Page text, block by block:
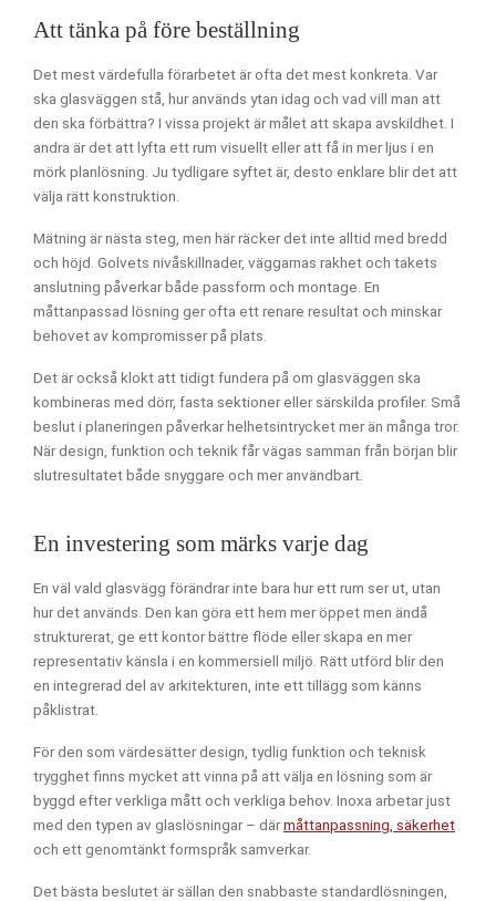
Att tänka på före beställning
Det mest värdefulla förarbetet är ofta det mest konkreta. Var
ska glasväggen stå, hur används ytan idag och vad vill man att
den ska förbättra? I vissa projekt är målet att skapa avskildhet. I
andra är det att lyfta ett rum visuellt eller att få in mer ljus i en
mörk planlösning. Ju tydligare syftet är, desto enklare blir det att
välja rätt konstruktion.
Mätning är nästa steg, men här räcker det inte alltid med bredd
och höjd. Golvets nivåskillnader, väggarnas rakhet och takets
anslutning påverkar både passform och montage. En
måttanpassad lösning ger ofta ett renare resultat och minskar
behovet av kompromisser på plats.
Det är också klokt att tidigt fundera på om glasväggen ska
kombineras med dörr, fasta sektioner eller särskilda profiler. Små
beslut i planeringen påverkar helhetsintrycket mer än många tror.
När design, funktion och teknik får vägas samman från början blir
slutresultatet både snyggare och mer användbart.
En investering som märks varje dag
En väl vald glasvägg förändrar inte bara hur ett rum ser ut, utan
hur det används. Den kan göra ett hem mer öppet men ändå
strukturerat, ge ett kontor bättre flöde eller skapa en mer
representativ känsla i en kommersiell miljö. Rätt utförd blir den
en integrerad del av arkitekturen, inte ett tillägg som känns
påklistrat.
För den som värdesätter design, tydlig funktion och teknisk
trygghet finns mycket att vinna på att välja en lösning som är
byggd efter verkliga mått och verkliga behov. Inoxa arbetar just
med den typen av glaslösningar – därmåttanpassning, säkerhet
och ett genomtänkt formspråk samverkar.
Det bästa beslutet är sällan den snabbaste standardlösningen,